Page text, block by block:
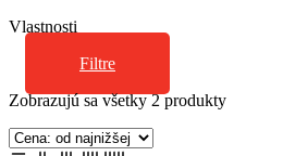
Vlastnosti
Filtre
Zobrazujú sa všetky 2 produktyZoradené